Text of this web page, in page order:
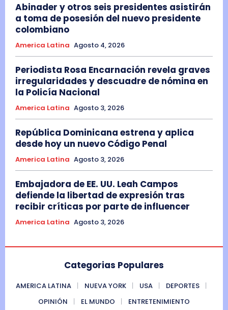
Abinader y otros seis presidentes asistirán
a toma de posesión del nuevo presidente
colombiano
America Latina Agosto 4, 2026
Periodista Rosa Encarnación revela graves
irregularidades y descuadre de nómina en
la Policía Nacional
America Latina Agosto 3, 2026
República Dominicana estrena y aplica
desde hoy un nuevo Código Penal
America Latina Agosto 3, 2026
Embajadora de EE. UU. Leah Campos
defiende la libertad de expresión tras
recibir críticas por parte de influencer
America Latina Agosto 3, 2026
Categorias Populares
AMERICA LATINA NUEVA YORK USA
DEPORTES
OPINIÓN
EL MUNDO ENTRETENIMIENTO